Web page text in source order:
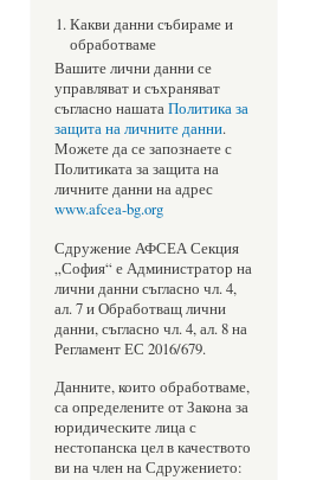
Какви данни събираме и
обработваме
Вашите лични данни се
управляват и съхраняват
съгласно нашатаПолитика за
защита на личните данни.
Можете да се запознаете с
Политиката за защита на
личните данни на адрес
www.afcea-bg.org
Сдружение АФСЕА Секция
„София“ е Администратор на
лични данни съгласно чл. 4,
ал. 7 и Обработващ лични
данни, съгласно чл. 4, ал. 8 на
Регламент ЕС 2016/679.
Данните, които обработваме,
са определените от Закона за
юридическите лица с
нестопанска цел в качеството
ви на член на Сдружението: